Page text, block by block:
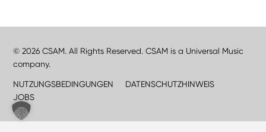
© 2026 CSAM. All Rights Reserved. CSAM is a Universal Music
company.
NUTZUNGSBEDINGUNGEN
DATENSCHUTZHINWEIS
JOBS